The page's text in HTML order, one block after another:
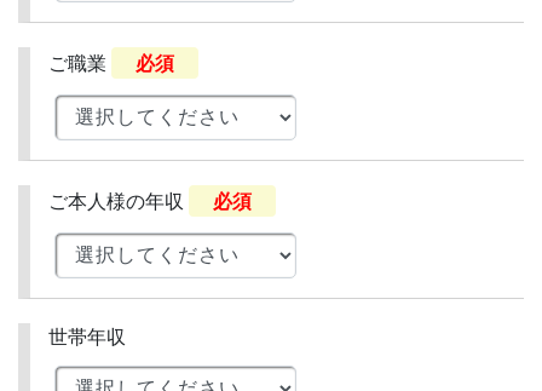
ご職業 必須
ご本人様の年収 必須
世帯年収